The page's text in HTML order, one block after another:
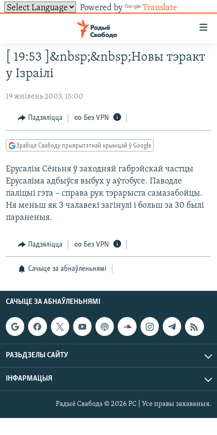
Powered by Translate
ўнівэрсальнага
доступу
Перайсьці
да
галоўнага
Перайсьці
да
галоўнай
навігацыі
Перайсьці
да
пошуку
НАВІНЫ
УСЕ НАВІНЫ
ВІДЭА І ФОТА
ЛЮДЗІ
ЭКАНОМІКА
ВАЙНА
БЕЛАРУСЫ НА ВАЙНЕ
ПАЛІТВЯЗЬНІ
КУЛЬТУРА
ТОЛЬКІ НА СВАБОДЗЕ
ТЭСТЫ
БЛОГІ
ПАДКАСТЫ
КНІГІ
PREMIUM
МОВА
НА ХВАЛЯХ СВАБОДЫ
СУВЯЗЬ
АБЫСЬЦІ БЛЯКАВАНЬНЕ
ПАДПІСАЦЦА
ПАДКАСТЫ
FACEBOOK
САЧЫЦЕ ЗА АБНАЎЛЕНЬНЯМІ
Усе сайты РС/РСЭ
[ 19:53 ]&nbsp;&nbsp;Новы тэракт
у Ізраілі
19 жнівень 2003, 15:00
Падзяліцца Без VPN
Зрабіце Свабоду прыярытэтнай крыніцай ў Google
Ерусалім Сёньня ў заходняй габрэйскай частцы
Ерусаліма адбыўся выбух у аўтобусе. Паводле
паліцыі гэта – справа рук тэрарыста самазабойцы.
Ня меньш як 3 чалавекі загінулі і больш за 30 былі
параненыя.
Падзяліцца Без VPN
Сачыце за абнаўленьнямі
САЧЫЦЕ ЗА АБНАЎЛЕНЬНЯМІ
РАЗЬДЗЕЛЫ САЙТУ
ІНФАРМАЦЫЯ
Радыё Свабода © 2026 РС | Усе правы захаваныя.